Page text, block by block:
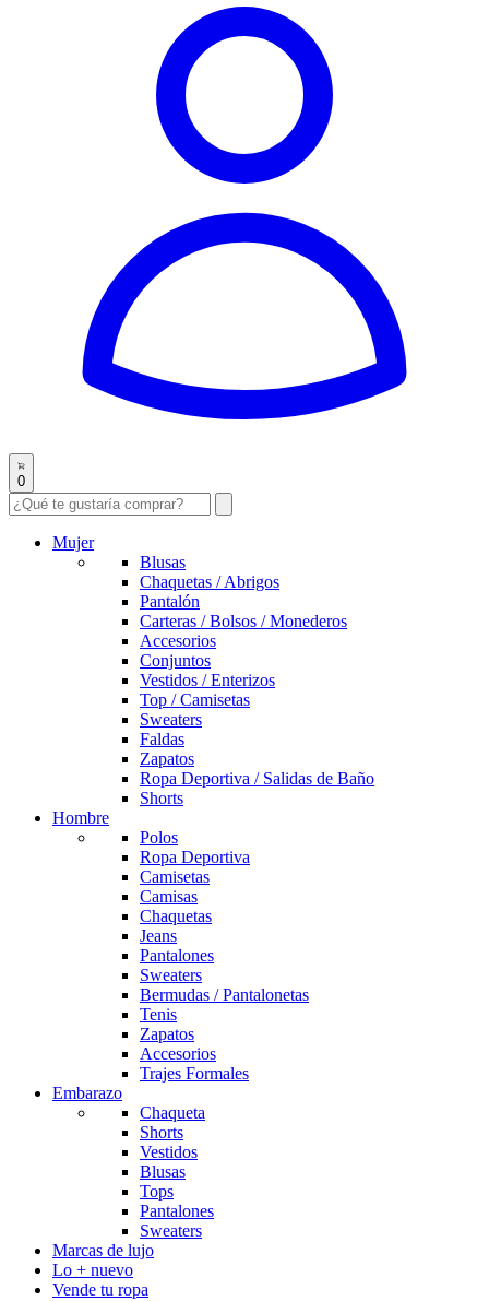
0
Mujer
Blusas
Chaquetas / Abrigos
Pantalón
Carteras / Bolsos / Monederos
Accesorios
Conjuntos
Vestidos / Enterizos
Top / Camisetas
Sweaters
Faldas
Zapatos
Ropa Deportiva / Salidas de Baño
Shorts
Hombre
Polos
Ropa Deportiva
Camisetas
Camisas
Chaquetas
Jeans
Pantalones
Sweaters
Bermudas / Pantalonetas
Tenis
Zapatos
Accesorios
Trajes Formales
Embarazo
Chaqueta
Shorts
Vestidos
Blusas
Tops
Pantalones
Sweaters
Marcas de lujo
Lo + nuevo
Vende tu ropa